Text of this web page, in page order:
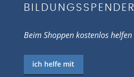
BILDUNGSSPENDER
Beim Shoppen kostenlos helfen
ich helfe mit